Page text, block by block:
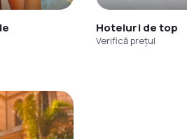
Hoteluri de top
Verifică prețul